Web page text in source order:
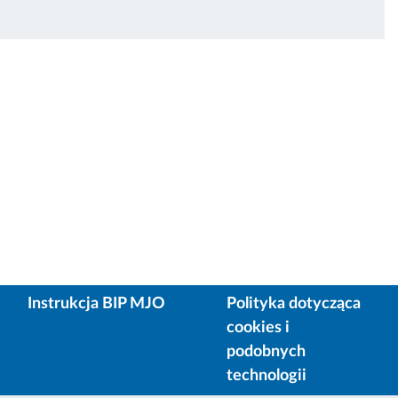
Instrukcja BIP MJO
Polityka dotycząca
cookies i
podobnych
technologii